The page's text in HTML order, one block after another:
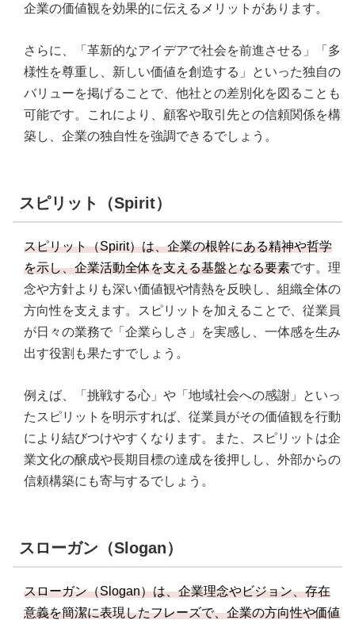
企業の価値観を効果的に伝えるメリットがあります。
さらに、「革新的なアイデアで社会を前進させる」「多
様性を尊重し、新しい価値を創造する」といった独自の
バリューを掲げることで、他社との差別化を図ることも
可能です。これにより、顧客や取引先との信頼関係を構
築し、企業の独自性を強調できるでしょう。
スピリット（Spirit）
スピリット（Spirit）は、企業の根幹にある精神や哲学
を示し、企業活動全体を支える基盤となる要素です。理
念や方針よりも深い価値観や情熱を反映し、組織全体の
方向性を支えます。スピリットを加えることで、従業員
が日々の業務で「企業らしさ」を実感し、一体感を生み
出す役割も果たすでしょう。
例えば、「挑戦する心」や「地域社会への感謝」といっ
たスピリットを明示すれば、従業員がその価値観を行動
により結びつけやすくなります。また、スピリットは企
業文化の醸成や長期目標の達成を後押しし、外部からの
信頼構築にも寄与するでしょう。
スローガン（Slogan）
スローガン（Slogan）は、企業理念やビジョン、存在
意義を簡潔に表現したフレーズで、企業の方向性や価値